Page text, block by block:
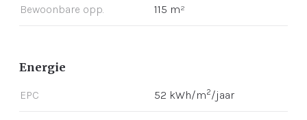
Bewoonbare opp. 115 m²
Energie
EPC 52 kWh/m2/jaar